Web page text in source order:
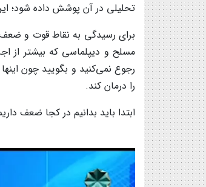
تحلیلی در آن پوشش داده شود؛
برای رسیدگی به نقاط قوت و ضعف
مسلح و دیپلماسی که بیشتر از
رجوع نمی‌کنید و بگویید چون
را درمان کند.
ابتدا باید بدانیم در کجا ضعف